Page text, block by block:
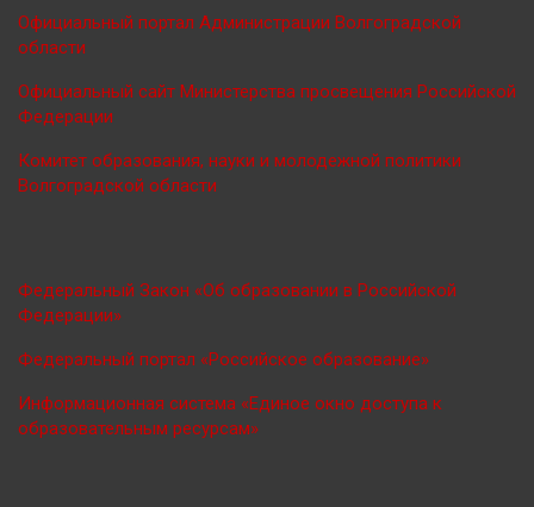
Официальный портал Администрации Волгоградской
области
Официальный сайт Министерства просвещения Российской
Федерации
Комитет образования, науки и молодежной политики
Волгоградской области
Федеральный Закон «Об образовании в Российской
Федерации»
Федеральный портал «Российское образование»
Информационная система «Единое окно доступа к
образовательным ресурсам»